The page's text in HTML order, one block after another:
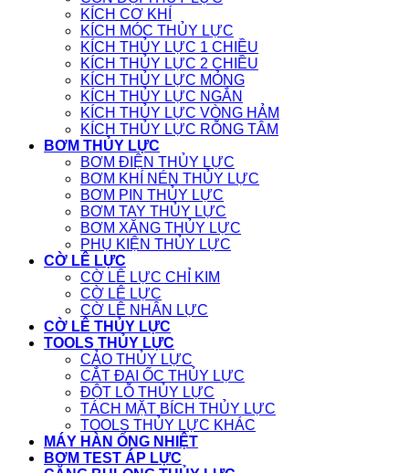
KÍCH CƠ KHÍ
KÍCH MÓC THỦY LỰC
KÍCH THỦY LỰC 1 CHIỀU
KÍCH THỦY LỰC 2 CHIỀU
KÍCH THỦY LỰC MỎNG
KÍCH THỦY LỰC NGẮN
KÍCH THỦY LỰC VÒNG HẢM
KÍCH THỦY LỰC RỖNG TÂM
BƠM THỦY LỰC
BƠM ĐIỆN THỦY LỰC
BƠM KHÍ NÉN THỦY LỰC
BƠM PIN THỦY LỰC
BƠM TAY THỦY LỰC
BƠM XĂNG THỦY LỰC
PHỤ KIỆN THỦY LỰC
CỜ LÊ LỰC
CỜ LÊ LỰC CHỈ KIM
CỜ LÊ LỰC
CỜ LÊ NHÂN LỰC
CỜ LÊ THỦY LỰC
TOOLS THỦY LỰC
CẢO THỦY LỰC
CẮT ĐAI ỐC THỦY LỰC
ĐỘT LỖ THỦY LỰC
TÁCH MẶT BÍCH THỦY LỰC
TOOLS THỦY LỰC KHÁC
MÁY HÀN ỐNG NHIỆT
BƠM TEST ÁP LỰC